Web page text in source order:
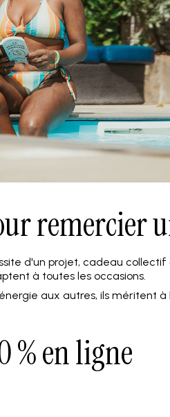
remercier
d'un projet, cadeau
à toutes les occasions.
aux autres, ils méritent à
% en ligne